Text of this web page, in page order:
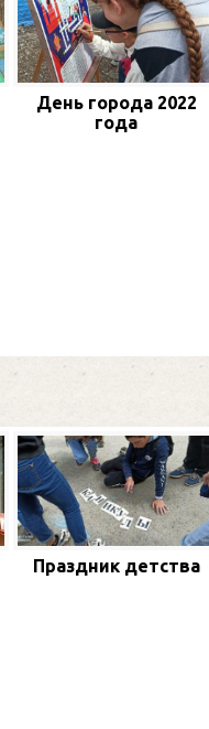
День города 2022
года
Праздник детства